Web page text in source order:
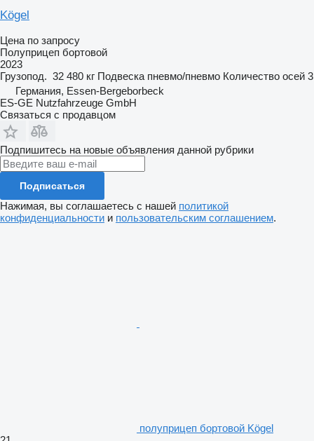
Kögel
Цена по запросу
Полуприцеп бортовой
2023
Грузопод. 32 480 кг Подвеска пневмо/пневмо Количество осей 3
Германия, Essen-Bergeborbeck
ES-GE Nutzfahrzeuge GmbH
Связаться с продавцом
Подпишитесь на новые объявления данной рубрики
Подписаться
Нажимая, вы соглашаетесь с нашей политикой
конфиденциальности и пользовательским соглашением.
полуприцеп бортовой Kögel